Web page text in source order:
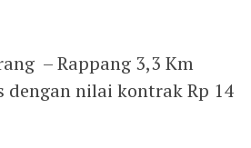
– Rappang 3,3 Km
dengan nilai kontrak Rp 14